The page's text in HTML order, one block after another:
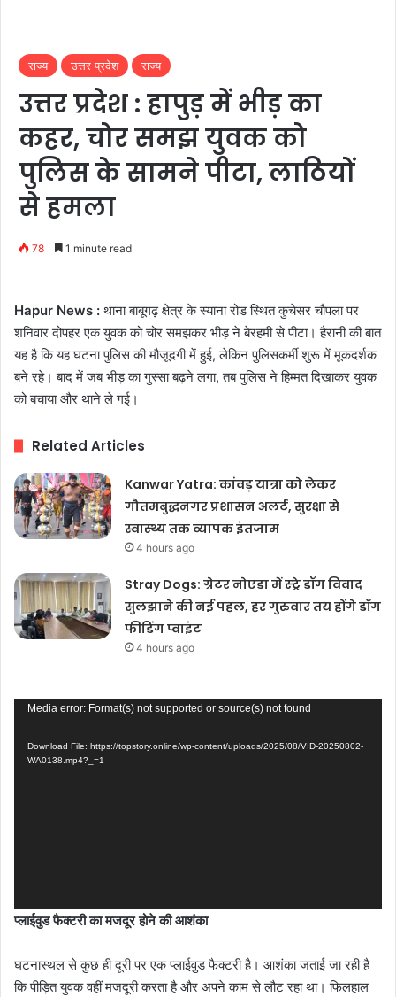
राज्य उत्तर प्रदेश राज्य
उत्तर प्रदेश : हापुड़ में भीड़ का
कहर, चोर समझ युवक को
पुलिस के सामने पीटा, लाठियों
से हमला
78 1 minute read
Hapur News : थाना बाबूगढ़ क्षेत्र के स्याना रोड स्थित कुचेसर चौपला पर
शनिवार दोपहर एक युवक को चोर समझकर भीड़ ने बेरहमी से पीटा। हैरानी की बात
यह है कि यह घटना पुलिस की मौजूदगी में हुई, लेकिन पुलिसकर्मी शुरू में मूकदर्शक
बने रहे। बाद में जब भीड़ का गुस्सा बढ़ने लगा, तब पुलिस ने हिम्मत दिखाकर युवक
को बचाया और थाने ले गई।
Related Articles
Kanwar Yatra: कांवड़ यात्रा को लेकर
गौतमबुद्धनगर प्रशासन अलर्ट, सुरक्षा से
स्वास्थ्य तक व्यापक इंतजाम
4 hours ago
Stray Dogs: ग्रेटर नोएडा में स्ट्रे डॉग विवाद
सुलझाने की नई पहल, हर गुरुवार तय होंगे डॉग
फीडिंग प्वाइंट
4 hours ago
Video
Media error: Format(s) not supported or source(s) not found
Download File: https://topstory.online/wp-content/uploads/2025/08/VID-20250802-
WA0138.mp4?_=1
प्लाईवुड फैक्टरी का मजदूर होने की आशंका
घटनास्थल से कुछ ही दूरी पर एक प्लाईवुड फैक्टरी है। आशंका जताई जा रही है
कि पीड़ित युवक वहीं मजदूरी करता है और अपने काम से लौट रहा था। फिलहाल